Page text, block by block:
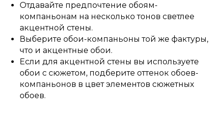
Отдавайте предпочтение обоям-
компаньонам на несколько тонов светлее
акцентной стены.
Выберите обои-компаньоны той же фактуры,
что и акцентные обои.
Если для акцентной стены вы используете
обои с сюжетом, подберите оттенок обоев-
компаньонов в цвет элементов сюжетных
обоев.